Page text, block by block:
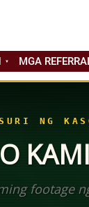
MGA
NG
footage